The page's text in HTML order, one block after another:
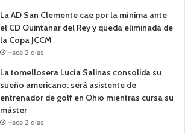
La AD San Clemente cae por la mínima ante
el CD Quintanar del Rey y queda eliminada de
la Copa JCCM
Hace 2 días
La tomellosera Lucía Salinas consolida su
sueño americano: será asistente de
entrenador de golf en Ohio mientras cursa su
máster
Hace 2 días